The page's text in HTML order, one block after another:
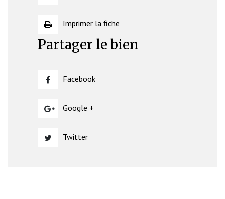
Imprimer la fiche
Partager le bien
Facebook
Google +
Twitter